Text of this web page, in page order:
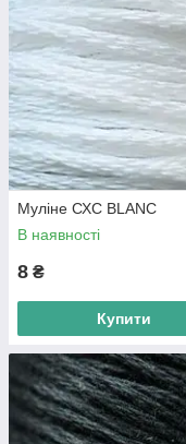
Муліне СХС BLANC
В наявності
8 ₴
Купити